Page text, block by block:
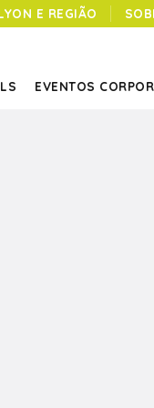
E REGIÃO
EVENTOS